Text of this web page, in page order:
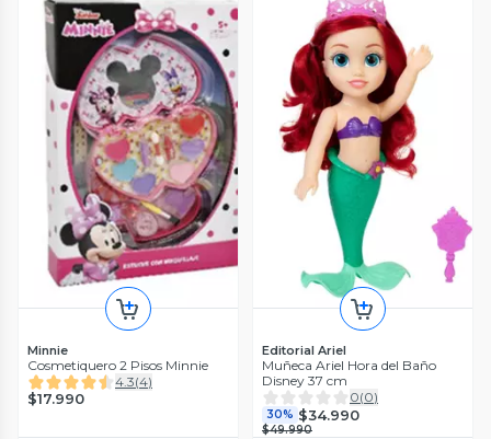
Minnie
Cosmetiquero 2 Pisos Minnie
4.3(4)
$17.990
Editorial Ariel
Muñeca Ariel Hora del Baño
Disney 37 cm
0(0)
30% $34.990
$49.990